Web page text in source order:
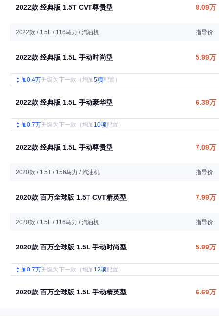
2022款 经典版 1.5T CVT尊贵型 8.09万
2022款 / 1.5L / 116马力 / 汽油机 指导价
2022款 经典版 1.5L 手动时尚型 5.99万
加0.4万升级为下一款（增加5项配置）
2022款 经典版 1.5L 手动豪华型 6.39万
加0.7万升级为下一款（增加10项配置）
2022款 经典版 1.5L 手动尊贵型 7.09万
2020款 / 1.5T / 156马力 / 汽油机 指导价
2020款 百万全球版 1.5T CVT精英型 7.99万
2020款 / 1.5L / 116马力 / 汽油机 指导价
2020款 百万全球版 1.5L 手动时尚型 5.99万
加0.7万升级为下一款（增加12项配置）
2020款 百万全球版 1.5L 手动精英型 6.69万